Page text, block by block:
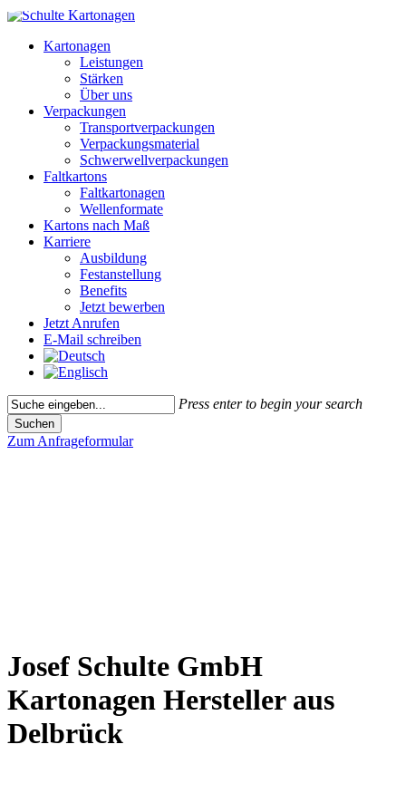
Skip
main
Menu
Kartonagen
Leistungen
Stärken
Über uns
Verpackungen
Transportverpackungen
Verpackungsmaterial
Schwerwellverpackungen
Faltkartons
Faltkartonagen
Wellenformate
Kartons nach Maß
Karriere
Ausbildung
Festanstellung
Benefits
Jetzt bewerben
Jetzt Anrufen
E-Mail schreiben
Press enter to begin your search
Suchen
Close
Zum Anfrageformular
Josef Schulte GmbH
Kartonagen Hersteller aus
Delbrück